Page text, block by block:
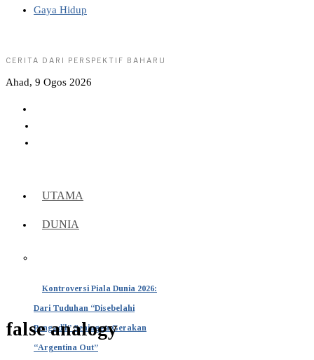
Gaya Hidup
CERITA DARI PERSPEKTIF BAHARU
Ahad, 9 Ogos 2026
UTAMA
DUNIA
Kontroversi Piala Dunia 2026:
Dari Tuduhan “Disebelahi
Pengadil” Sehingga Gerakan
“Argentina Out”
false analogy